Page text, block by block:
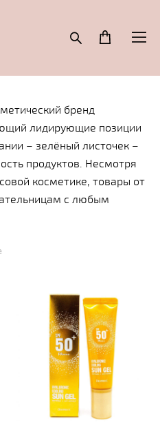
бренд
лидирующие позиции
– зелёный листочек –
продуктов. Несмотря
косметике, товары от
с любым